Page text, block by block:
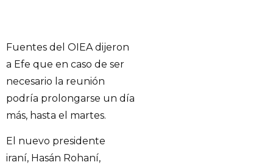
Fuentes del OIEA dijeron
a Efe que en caso de ser
necesario la reunión
podría prolongarse un día
más, hasta el martes.
El nuevo presidente
iraní, Hasán Rohaní,